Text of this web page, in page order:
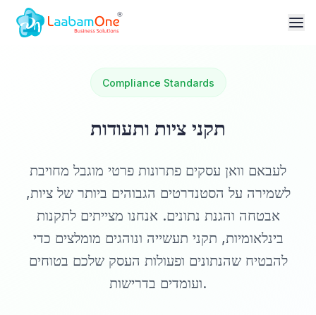
Compliance Standards
תקני ציות ותעודות
לעבאם וואן עסקים פתרונות פרטי מוגבל מחויבת
לשמירה על הסטנדרטים הגבוהים ביותר של ציות,
אבטחה והגנת נתונים. אנחנו מצייתים לתקנות
בינלאומיות, תקני תעשייה ונוהגים מומלצים כדי
להבטיח שהנתונים ופעולות העסק שלכם בטוחים
ועומדים בדרישות.